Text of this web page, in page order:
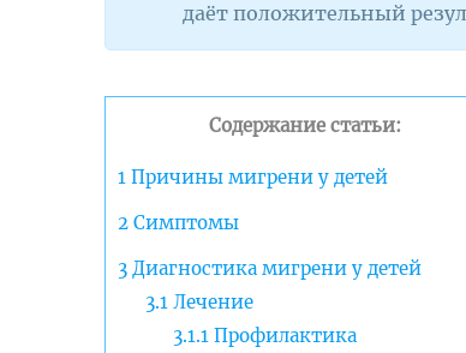
даёт положительный
Содержание статьи:
1 Причины мигрени у детей
2 Симптомы
3 Диагностика мигрени у детей
3.1Лечение
3.1.1Профилактика